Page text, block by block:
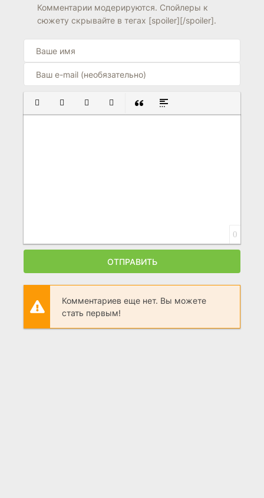
Комментарии модерируются. Спойлеры к
сюжету скрывайте в тегах [spoiler][/spoiler].
ПОЛУЖИРНЫЙ
КУРСИВПОДЧЕРКНУТЫЙ
ЗАЧЕРКНУТЫЙ
ВСТАВКА ЦИТАТЫ
ВСТАВКА СПОЙЛЕРА
0
ОТПРАВИТЬ
Комментариев еще нет. Вы можете
стать первым!